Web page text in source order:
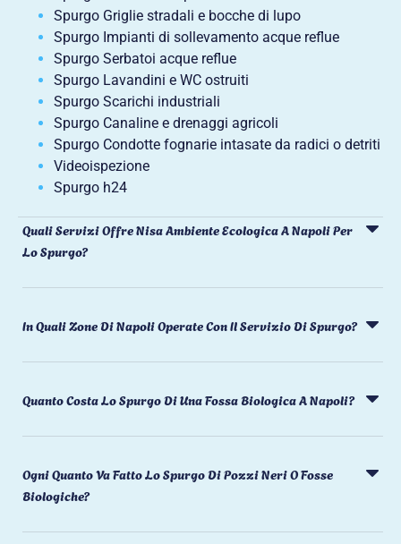
Spurgo Griglie stradali e bocche di lupo
Spurgo Impianti di sollevamento acque reflue
Spurgo Serbatoi acque reflue
Spurgo Lavandini e WC ostruiti
Spurgo Scarichi industriali
Spurgo Canaline e drenaggi agricoli
Spurgo Condotte fognarie intasate da radici o detriti
Videoispezione
Spurgo h24
Quali Servizi Offre Nisa Ambiente Ecologica A Napoli Per
Lo Spurgo?
In Quali Zone Di Napoli Operate Con Il Servizio Di Spurgo?
Quanto Costa Lo Spurgo Di Una Fossa Biologica A Napoli?
Ogni Quanto Va Fatto Lo Spurgo Di Pozzi Neri O Fosse
Biologiche?